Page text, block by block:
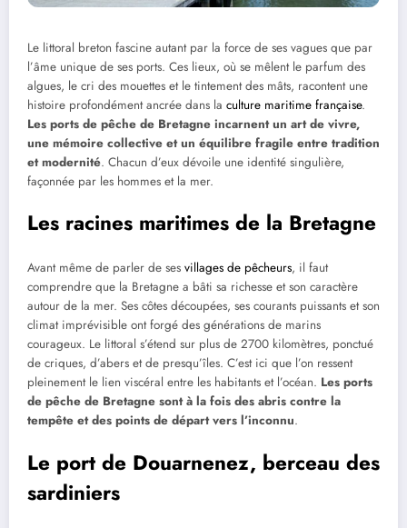
Le littoral breton fascine autant par la force de ses vagues que par
l’âme unique de ses ports. Ces lieux, où se mêlent le parfum des
algues, le cri des mouettes et le tintement des mâts, racontent une
histoire profondément ancrée dans la culture maritime française.
Les ports de pêche de Bretagne incarnent un art de vivre,
une mémoire collective et un équilibre fragile entre tradition
et modernité. Chacun d’eux dévoile une identité singulière,
façonnée par les hommes et la mer.
Les racines maritimes de la Bretagne
Avant même de parler de ses villages de pêcheurs, il faut
comprendre que la Bretagne a bâti sa richesse et son caractère
autour de la mer. Ses côtes découpées, ses courants puissants et son
climat imprévisible ont forgé des générations de marins
courageux. Le littoral s’étend sur plus de 2700 kilomètres, ponctué
de criques, d’abers et de presqu’îles. C’est ici que l’on ressent
pleinement le lien viscéral entre les habitants et l’océan. Les ports
de pêche de Bretagne sont à la fois des abris contre la
tempête et des points de départ vers l’inconnu.
Le port de Douarnenez, berceau des
sardiniers